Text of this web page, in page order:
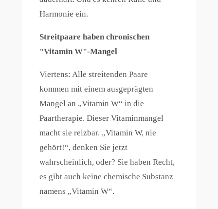
Harmonie ein.
Streitpaare haben chronischen
"Vitamin W"-Mangel
Viertens: Alle streitenden Paare
kommen mit einem ausgeprägten
Mangel an „Vitamin W“ in die
Paartherapie. Dieser Vitaminmangel
macht sie reizbar. „Vitamin W, nie
gehört!“, denken Sie jetzt
wahrscheinlich, oder? Sie haben Recht,
es gibt auch keine chemische Substanz
namens „Vitamin W“.